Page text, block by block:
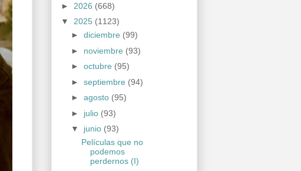
► 2026 (668)
▼ 2025 (1123)
► diciembre (99)
► noviembre (93)
► octubre (95)
► septiembre (94)
► agosto (95)
► julio (93)
▼ junio (93)
Películas que no
podemos
perdernos (I)